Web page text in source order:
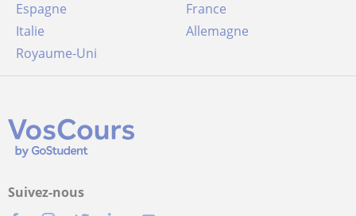
Espagne
France
Italie
Allemagne
Royaume-Uni
Suivez-nous